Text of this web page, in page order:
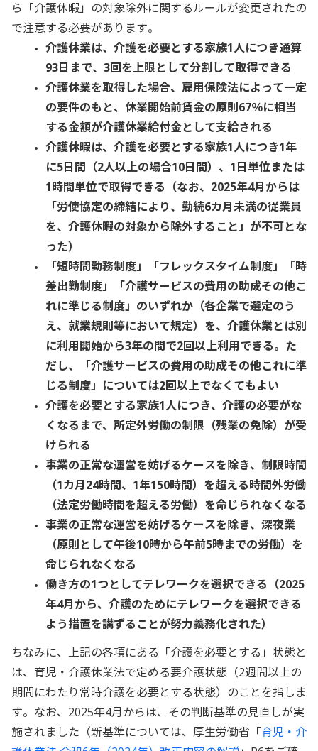
ら「介護休暇」の対象除外に関するルールが変更されたの
で注意する必要があります。
介護休業は、介護を必要とする家族1人につき通算
93日まで、3回を上限として分割して取得できる
介護休業を取得した場合、雇用保険法によって一定
の要件のもと、休業開始前賃金の原則67％に相当
する金額が介護休業給付金として支給される
介護休暇は、介護を必要とする家族1人につき1年
に5日間（2人以上の場合10日間）、1日単位または
1時間単位で取得できる（なお、2025年4月からは
「労使協定の締結により、勤続6カ月未満の従業員
を、介護休暇の対象から除外すること」が不可とな
った）
「短時間勤務制度」「フレックスタイム制度」「時
差出勤制度」「介護サービスの費用の助成その他こ
れに準じる制度」のいずれか（各企業で選定のう
え、就業規則等において規定）を、介護休業とは別
に利用開始から3年の間で2回以上利用できる。た
だし、「介護サービスの費用の助成その他これに準
じる制度」については2回以上でなくてもよい
介護を必要とする家族1人につき、介護の必要がな
くなるまで、所定外労働の制限（残業の免除）が受
けられる
事業の正常な運営を妨げるケースを除き、制限時間
（1カ月24時間、1年150時間）を超える時間外労働
（法定労働時間を超える労働）を命じられなくなる
事業の正常な運営を妨げるケースを除き、深夜業
（原則として午後10時から午前5時までの労働）を
命じられなくなる
働き方の1つとしてテレワークを選択できる（2025
年4月から、介護のためにテレワークを選択できる
よう措置を講ずることが努力義務化された）
ちなみに、上記の各項にある「介護を必要とする」状態と
は、育児・介護休業法で定める要介護状態（2週間以上の
期間にわたり常時介護を必要とする状態）のことを指しま
す。なお、2025年4月からは、その判断基準の見直しが実
施されました（新基準については、厚生労働省「 育児・介